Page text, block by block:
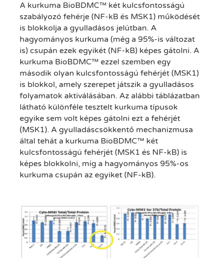
A kurkuma BioBDMC™ két kulcsfontosságú
szabályozó fehérje (NF-kB és MSK1) működését
is blokkolja a gyulladásos jelútban. A
hagyományos kurkuma (még a 95%-is változat
is) csupán ezek egyikét (NF-kB) képes gátolni. A
kurkuma BioBDMC™ ezzel szemben egy
második olyan kulcsfontosságú fehérjét (MSK1)
is blokkol, amely szerepet játszik a gyulladásos
folyamatok aktiválásában. Az alábbi táblázatban
látható különféle tesztelt kurkuma típusok
egyike sem volt képes gátolni ezt a fehérjét
(MSK1). A gyulladáscsökkentő mechanizmusa
által tehát a kurkuma BioBDMC™ két
kulcsfontosságú fehérjét (MSK1 és NF-kB) is
képes blokkolni, míg a hagyományos 95%-os
kurkuma csupán az egyiket (NF-kB).